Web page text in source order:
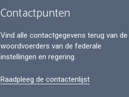
Contactpunten
Vind alle contactgegevens terug van de
woordvoerders van de federale
instellingen en regering.
Raadpleeg de contactenlijst